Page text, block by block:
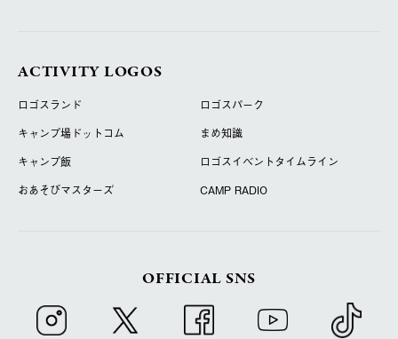
ACTIVITY LOGOS
ロゴスランド
ロゴスパーク
キャンプ場ドットコム
まめ知識
キャンプ飯
ロゴスイベントタイムライン
おあそびマスターズ
CAMP RADIO
OFFICIAL SNS